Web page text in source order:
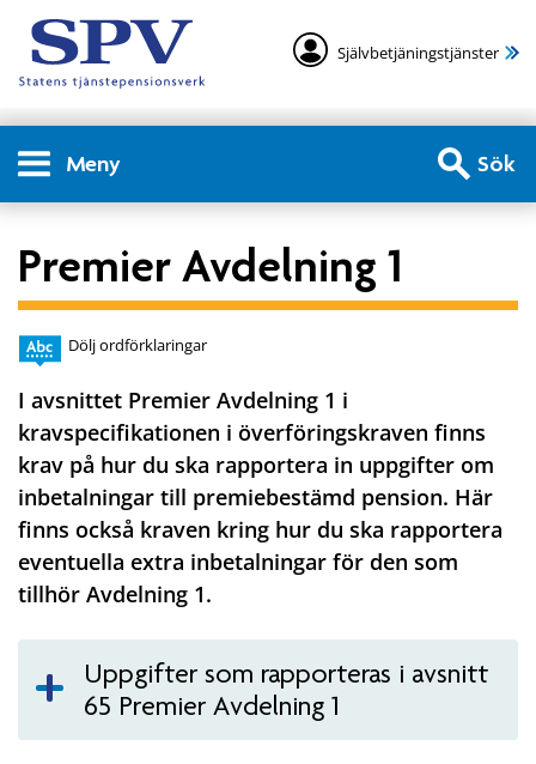
Självbetjäningstjänster
Meny Sök
Premier Avdelning 1
Dölj ordförklaringar
I avsnittet Premier Avdelning 1 i
kravspecifikationen i överföringskraven finns
krav på hur du ska rapportera in uppgifter om
inbetalningar till premiebestämd pension. Här
finns också kraven kring hur du ska rapportera
eventuella extra inbetalningar för den som
tillhör Avdelning 1.
Uppgifter som rapporteras i avsnitt
65 Premier Avdelning 1